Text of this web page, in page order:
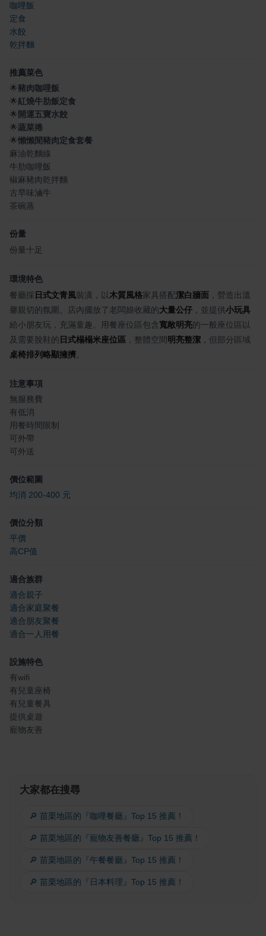
咖哩飯
定食
水餃
乾拌麵
推薦菜色
🌟豬肉咖哩飯
🌟紅燒牛肋飯定食
🌟 開運五寶水餃
🌟蔬菜捲
🌟懶懶閒豬肉定食套餐
麻油乾麵線
牛肋咖哩飯
椒麻豬肉乾拌麵
古早味滷牛
茶碗蒸
份量
份量十足
環境特色
餐廳採 日式文青風裝潢，以木質風格家具搭配潔白牆面 ，營造出溫
馨親切的氛圍。店內擺放了老闆娘收藏的大量公仔 ，並提供小玩具
給小朋友玩，充滿童趣。用餐座位區包含寬敞明亮的一般座位區以
及需要脫鞋的 日式榻榻米座位區 ，整體空間明亮整潔 ，但部分區域
桌椅排列略顯擁擠
注意事項
無服務費
有低消
用餐時間限制
可外帶
可外送
價位範圍
均消 200-400 元
價位分類
平價
高CP值
適合族群
適合親子
適合家庭聚餐
適合朋友聚餐
適合一人用餐
設施特色
有wifi
有兒童座椅
有兒童餐具
提供桌遊
寵物友善
大家都在搜尋
🔎 苗栗地區的『咖哩餐廳』Top 15 推薦！
🔎 苗栗地區的『寵物友善餐廳』Top 15 推薦！
🔎 苗栗地區的『午餐餐廳』Top 15 推薦！
🔎 苗栗地區的『日本料理』Top 15 推薦！